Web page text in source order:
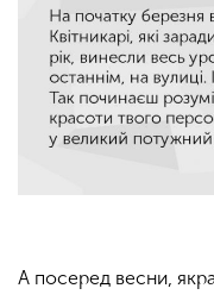
А посеред весни,